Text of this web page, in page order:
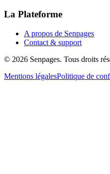
La Plateforme
A propos de Senpages
Contact & support
© 2026 Senpages. Tous droits
Mentions légalesPolitique de